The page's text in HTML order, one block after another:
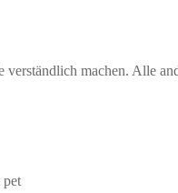
machen. Alle
pet